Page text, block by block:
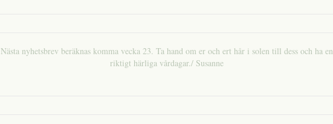
Nästa nyhetsbrev beräknas komma vecka 23. Ta hand om er och ert hår i solen till dess och ha en
riktigt härliga vårdagar./ Susanne